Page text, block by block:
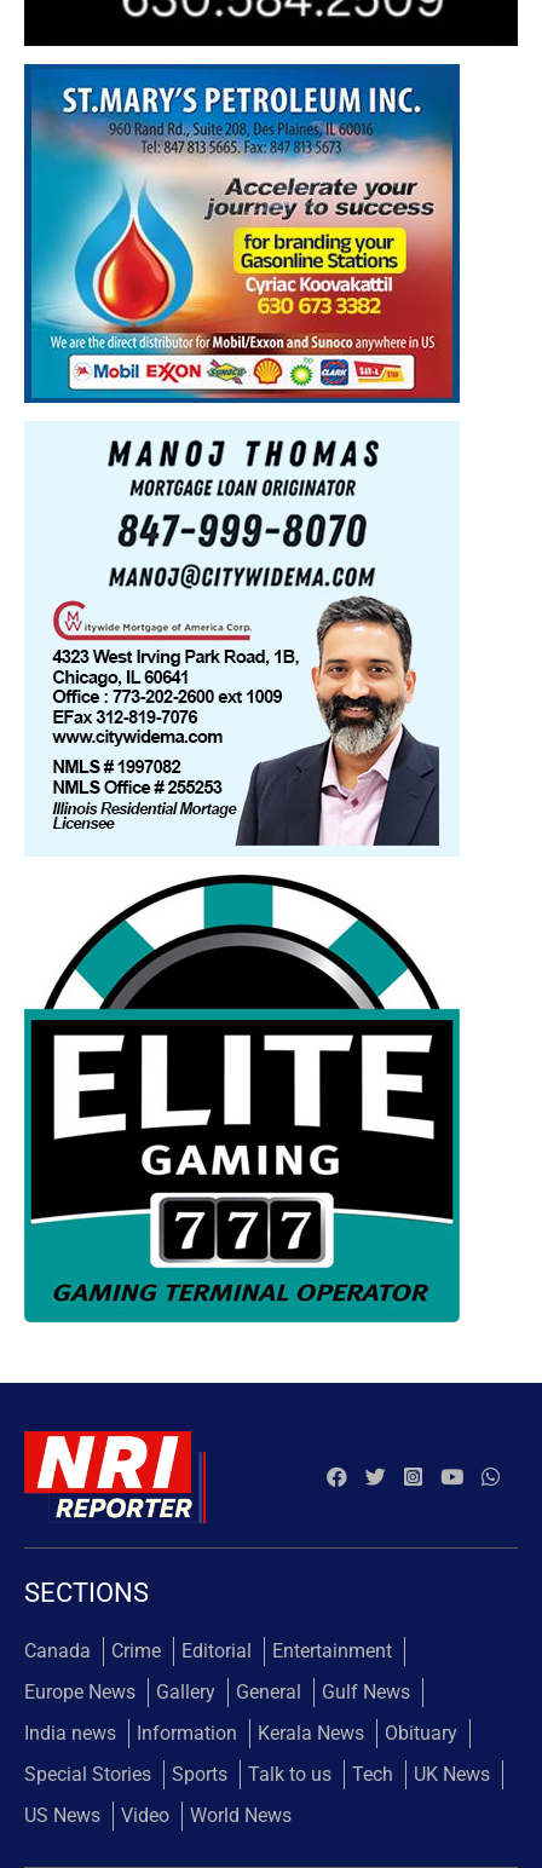
SECTIONS
Canada Crime Editorial
Entertainment
Europe News
Gallery General
Gulf News
India news
Information Kerala News
Obituary
Special Stories
Sports Talk to us Tech
UK News
US News
Video World News